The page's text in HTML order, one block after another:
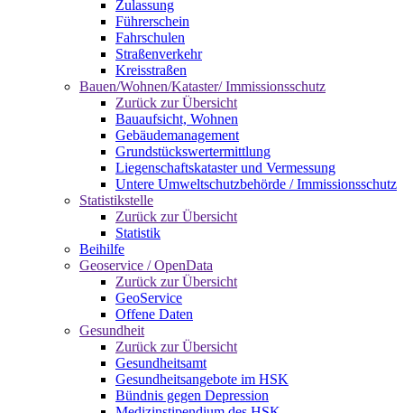
Zulassung
Führerschein
Fahrschulen
Straßenverkehr
Kreisstraßen
Bauen/Wohnen/Kataster/ Immissionsschutz
Zurück zur Übersicht
Bauaufsicht, Wohnen
Gebäudemanagement
Grundstückswertermittlung
Liegenschaftskataster und Vermessung
Untere Umweltschutzbehörde / Immissionsschutz
Statistikstelle
Zurück zur Übersicht
Statistik
Beihilfe
Geoservice / OpenData
Zurück zur Übersicht
GeoService
Offene Daten
Gesundheit
Zurück zur Übersicht
Gesundheitsamt
Gesundheitsangebote im HSK
Bündnis gegen Depression